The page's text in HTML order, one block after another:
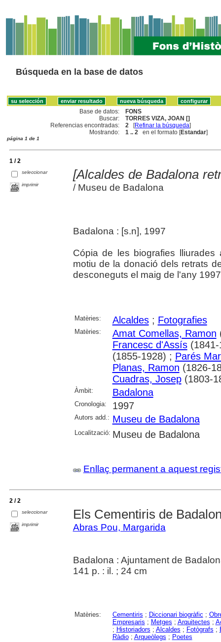
Búsqueda en la base de datos
Base de datos:
FONS
Buscar:
TORRES VIZA, JOAN []
Referencias encontradas:
2 [Refinar la búsqueda]
Mostrando:
1 .. 2 en el formato [Estandar]
página 1 de 1
1 / 2
seleccionar
imprimir
[Alcaldes de Badalona
/ Museu de Badalona
Badalona : [s.n], 1997
Cópia de les biografies
motiu de la donació dels retrats
desconeguts el maig de l'any
Matèries: Alcaldes; Fotografies
Matèries: Amat Comellas, Ramon
Francesc d'Assís
(1855-1928) ; Parés
Planas, Ramon (1826-
Cuadras, Josep(1803-
Àmbit: Badalona
Cronologia: 1997
Autors add.: Museu de Badalona
Localització: Museu de Badalona
Enllaç permanent a aquest
2 / 2
seleccionar
imprimir
Els Cementiris de
Abras Pou, Margarida
Badalona : Ajuntament de
141 p. : il. ; 24 cm
Matèries: Cementiris ; Diccionari biogràfic ;
Empresaris ; Metges ; Arquitectes ;
; Historiadors ; Alcaldes ; Fotògrafs ;
Ràdio; Arqueòlegs ; Poetes